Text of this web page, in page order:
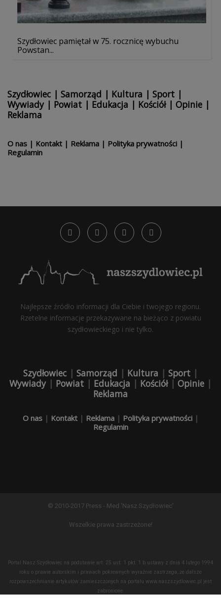
Szydłowiec pamiętał w 75. rocznicę wybuchu
Powstan...
Szydłowiec | Samorząd | Kultura | Sport |
Wywiady| Powiat | Edukacja | Kościół| Opinie |
Reklama
O nas | Kontakt | Reklama | Polityka prywatności |
Regulamin
Najlepsze źródło informacji dla Ciebie i twojego regionu.
Rzetelne informacje przekazywane na bieżąco z powiatu
szydłowieckiego i nie tylko.
Szydłowiec | Samorząd | Kultura | Sport |
Wywiady| Powiat | Edukacja | Kościół| Opinie |
Reklama
O nas| Kontakt| Reklama| Polityka prywatności|
Regulamin
© 2010-2017 Press - Med 'Nasz Szydłowiec'
Wszelkie prawa zastrzeżone!
Portal Nasz Szydłowiec na podstawie art. 25 ust. 1 pkt. 1 b ustawy z dnia 4 lutego 1994
roku o prawie autorskim i prawach pokrewnych wyraźnie zastrzega, że dalsze
rozpowszechnianie artykułów zamieszczonych na portalu www.naszszydlowiec.pl jest
zabronione.